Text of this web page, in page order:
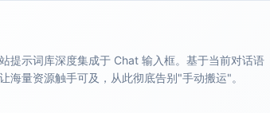
心与控制欲逼迫怀瑾维系那段被埋藏的家庭秘密，
多年的证据，联结了这段爱情与背叛。
示词库深度集成于 Chat 输入框。基于当前对话语
量资源触手可及，从此彻底告别"手动搬运"。